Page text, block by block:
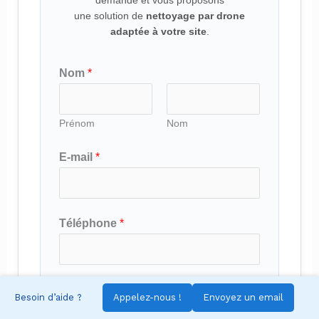
Besoin d’aide ? Appelez-nous ! Envoyez un email
une solution de nettoyage par drone
adaptée à votre site.
Nom *
Prénom Nom
d
e
e
a
E-mail *
Téléphone *
ADRESSE